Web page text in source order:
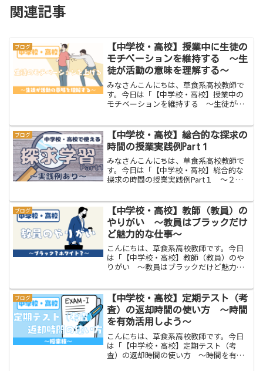
関連記事
ブログ
【中学校・高校】授業中に生徒の
モチベーションを維持する 〜生
徒が活動の意味を理解する〜
みなさんこんにちは、草食系高校教師で
す。今日は「【中学校・高校】授業中の
モチベーションを維持する 〜生徒が活
欲しい！！」と思っているはずです。だ
から、「理解させるためには...
ブログ
【中学校・高校】総合的な探求の
時間の授業実践例Part１
みなさんこんにちは、草食系高校教師で
す。今日は「【中学校・高校】総合的な
探求の時間の授業実践例Part１ 〜２年
せんか？脱力系教師よく聞くねー。草食
系教師総合学習の一環...
ブログ
【中学校・高校】教師（教員）の
やりがい 〜教員はブラックだけ
ど魅力的な仕事〜
こんにちは、草食系高校教師です。今日
は「【中学校・高校】教師（教員）のや
りがい 〜教員はブラックだけど魅力的
草食系教師大変ですけどしっかりとある
んですよ！ 「教員はブラ...
ブログ
【中学校・高校】定期テスト（考
査）の返却時間の使い方 〜時間
を有効活用しよう〜
こんにちは、草食系高校教師です。今日
は「【中学校・高校】定期テスト（考
査）の返却時間の使い方 〜時間を有効